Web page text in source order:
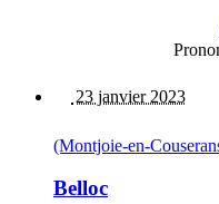
23 janvier 2023
(Montjoie-en-
Belloc